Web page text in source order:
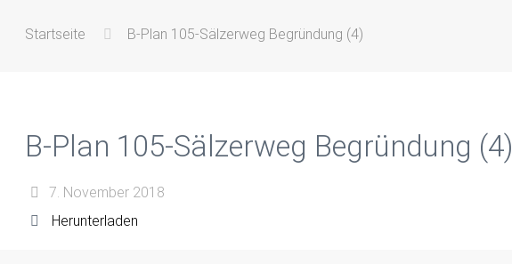
Startseite B-Plan 105-Sälzerweg Begründung (4)
B-Plan 105-Sälzerweg Begründung (4)
7. November 2018
Herunterladen